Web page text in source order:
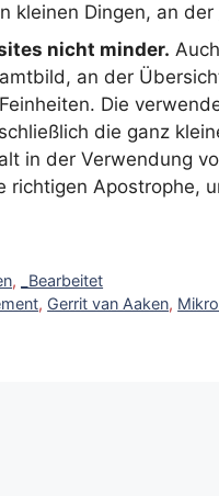
kleinen Dingen, an der
nicht minder.
an der
Die
die ganz
in der Verwendung
richtigen Apostrophe,
,
_Bearbeitet
, Gerrit van Aaken,